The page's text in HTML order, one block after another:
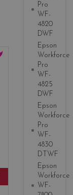
Pro
WF-
4820
DWF
Epson
Workforce
Pro
WF-
4825
DWF
Epson
Workforce
Pro
WF-
4830
DTWF
Epson
Workforce
WF-